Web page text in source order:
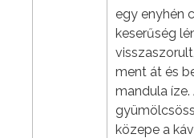
egy enyhén
keserűség
ment át és
mandula íze.
közepe a